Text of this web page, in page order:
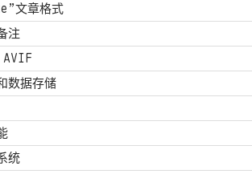
文章格式
注
AVIF
数据存储
统